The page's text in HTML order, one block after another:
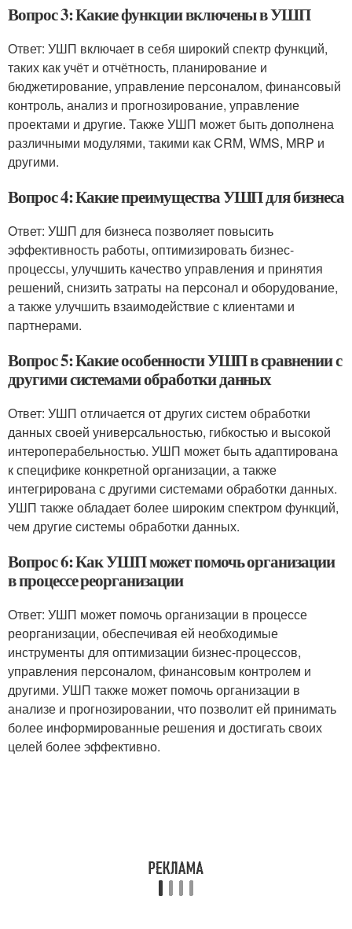
Вопрос 3: Какие функции включены в УШП
Ответ: УШП включает в себя широкий спектр функций,
таких как учёт и отчётность, планирование и
бюджетирование, управление персоналом, финансовый
контроль, анализ и прогнозирование, управление
проектами и другие. Также УШП может быть дополнена
различными модулями, такими как CRM, WMS, MRP и
другими.
Вопрос 4: Какие преимущества УШП для бизнеса
Ответ: УШП для бизнеса позволяет повысить
эффективность работы, оптимизировать бизнес-
процессы, улучшить качество управления и принятия
решений, снизить затраты на персонал и оборудование,
а также улучшить взаимодействие с клиентами и
партнерами.
Вопрос 5: Какие особенности УШП в сравнении с
другими системами обработки данных
Ответ: УШП отличается от других систем обработки
данных своей универсальностью, гибкостью и высокой
интероперабельностью. УШП может быть адаптирована
к специфике конкретной организации, а также
интегрирована с другими системами обработки данных.
УШП также обладает более широким спектром функций,
чем другие системы обработки данных.
Вопрос 6: Как УШП может помочь организации
в процессе реорганизации
Ответ: УШП может помочь организации в процессе
реорганизации, обеспечивая ей необходимые
инструменты для оптимизации бизнес-процессов,
управления персоналом, финансовым контролем и
другими. УШП также может помочь организации в
анализе и прогнозировании, что позволит ей принимать
более информированные решения и достигать своих
целей более эффективно.